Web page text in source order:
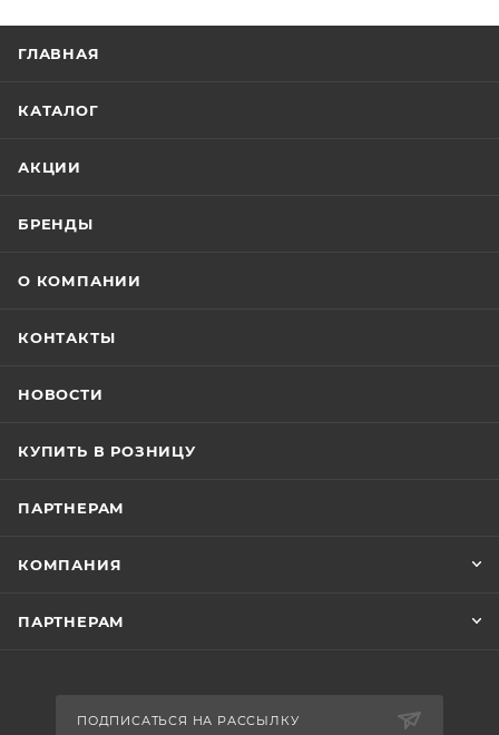
ГЛАВНАЯ
КАТАЛОГ
АКЦИИ
БРЕНДЫ
О КОМПАНИИ
КОНТАКТЫ
НОВОСТИ
КУПИТЬ В РОЗНИЦУ
ПАРТНЕРАМ
КОМПАНИЯ
ПАРТНЕРАМ
ПОДПИСАТЬСЯ НА РАССЫЛКУ